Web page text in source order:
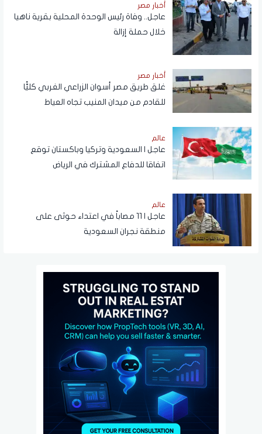
أخبار مصر
عاجل.. وفاة رئيس الوحدة المحلية بقرية ناهيا
خلال حملة إزالة
أخبار مصر
غلق طريق مصر أسوان الزراعي الغربي كليًّا
للقادم من ميدان المنيب تجاه العياط
عالم
عاجل | السعودية وتركيا وباكستان توقع
اتفاقا للدفاع المشترك في الرياض
عالم
عاجل | 11 مصاباً في اعتداء حوثى على
منطقة نجران السعودية